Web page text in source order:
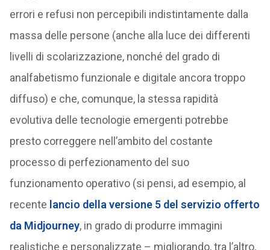
errori e refusi non percepibili indistintamente dalla
massa delle persone (anche alla luce dei differenti
livelli di scolarizzazione, nonché del grado di
analfabetismo funzionale e digitale ancora troppo
diffuso) e che, comunque, la stessa rapidità
evolutiva delle tecnologie emergenti potrebbe
presto correggere nell’ambito del costante
processo di perfezionamento del suo
funzionamento operativo (si pensi, ad esempio, al
recente lancio della versione 5 del servizio offerto
da Midjourney, in grado di produrre immagini
realistiche e personalizzate – migliorando, tra l’altro,